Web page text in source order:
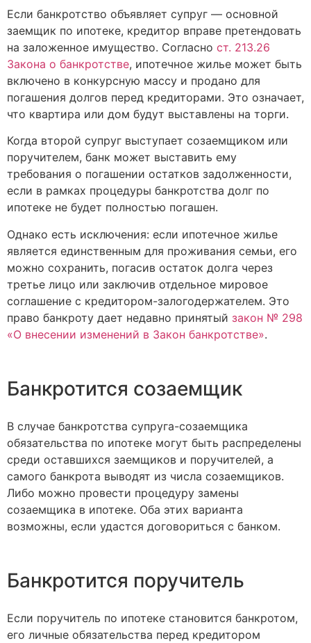
Если банкротство объявляет супруг — основной
заемщик по ипотеке, кредитор вправе претендовать
на заложенное имущество. Согласно ст. 213.26
Закона о банкротстве, ипотечное жилье может быть
включено в конкурсную массу и продано для
погашения долгов перед кредиторами. Это означает,
что квартира или дом будут выставлены на торги.
Когда второй супруг выступает созаемщиком или
поручителем, банк может выставить ему
требования о погашении остатков задолженности,
если в рамках процедуры банкротства долг по
ипотеке не будет полностью погашен.
Однако есть исключения: если ипотечное жилье
является единственным для проживания семьи, его
можно сохранить, погасив остаток долга через
третье лицо или заключив отдельное мировое
соглашение с кредитором-залогодержателем. Это
право банкроту дает недавно принятый закон № 298
«О внесении изменений в Закон банкротстве».
Банкротится созаемщик
В случае банкротства супруга-созаемщика
обязательства по ипотеке могут быть распределены
среди оставшихся заемщиков и поручителей, а
самого банкрота выводят из числа созаемщиков.
Либо можно провести процедуру замены
созаемщика в ипотеке. Оба этих варианта
возможны, если удастся договориться с банком.
Банкротится поручитель
Если поручитель по ипотеке становится банкротом,
его личные обязательства перед кредитором